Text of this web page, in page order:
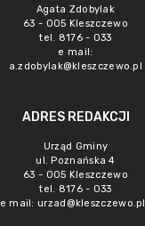
Agata Zdobylak
63 - 005 Kleszczewo
tel. 8176 - 033
e mail:
a.zdobylak@kleszczewo.pl
ADRES REDAKCJI
Urząd Gminy
ul. Poznańska 4
63 - 005 Kleszczewo
tel. 8176 - 033
e mail: urzad@kleszczewo.pl